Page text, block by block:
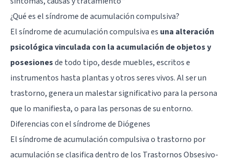
¿Qué es el síndrome de acumulación compulsiva?
El síndrome de acumulación compulsiva es una alteración
psicológica vinculada con la acumulación de objetos y
posesionesde todo tipo, desde muebles, escritos e
instrumentos hasta plantas y otros seres vivos. Al ser un
trastorno, genera un malestar significativo para la persona
que lo manifiesta, o para las personas de su entorno.
Diferencias con el síndrome de Diógenes
El síndrome de acumulación compulsiva o trastorno por
acumulación se clasifica dentro de los Trastornos Obsesivo-